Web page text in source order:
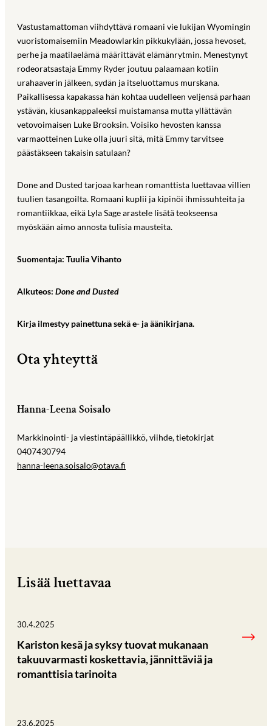
Vastustamattoman viihdyttävä romaani vie lukijan Wyomingin
vuoristomaisemiin Meadowlarkin pikkukylään, jossa hevoset,
perhe ja maatilaelämä määrittävät elämänrytmin. Menestynyt
rodeoratsastaja Emmy Ryder joutuu palaamaan kotiin
urahaaverin jälkeen, sydän ja itseluottamus murskana.
Paikallisessa kapakassa hän kohtaa uudelleen veljensä parhaan
ystävän, kiusankappaleeksi muistamansa mutta yllättävän
vetovoimaisen Luke Brooksin. Voisiko hevosten kanssa
varmaotteinen Luke olla juuri sitä, mitä Emmy tarvitsee
päästäkseen takaisin satulaan?
Done and Dusted tarjoaa karhean romanttista luettavaa villien
tuulien tasangoilta. Romaani kuplii ja kipinöi ihmissuhteita ja
romantiikkaa, eikä Lyla Sage arastele lisätä teokseensa
myöskään aimo annosta tulisia mausteita.
Suomentaja: Tuulia Vihanto
Alkuteos: Done and Dusted
Kirja ilmestyy painettuna sekä e- ja äänikirjana.
Ota yhteyttä
Hanna-Leena Soisalo
Markkinointi- ja viestintäpäällikkö, viihde, tietokirjat
0407430794
hanna-leena.soisalo@otava.fi
Lisää luettavaa
30.4.2025
Kariston kesä ja syksy tuovat mukanaan
takuuvarmasti koskettavia, jännittäviä ja
romanttisia tarinoita
23.6.2025